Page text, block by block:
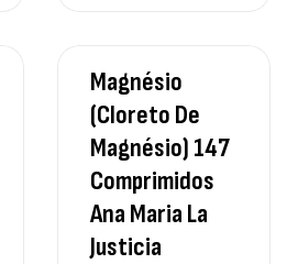
Magnésio
(Cloreto De
Magnésio) 147
Comprimidos
Ana Maria La
Justicia